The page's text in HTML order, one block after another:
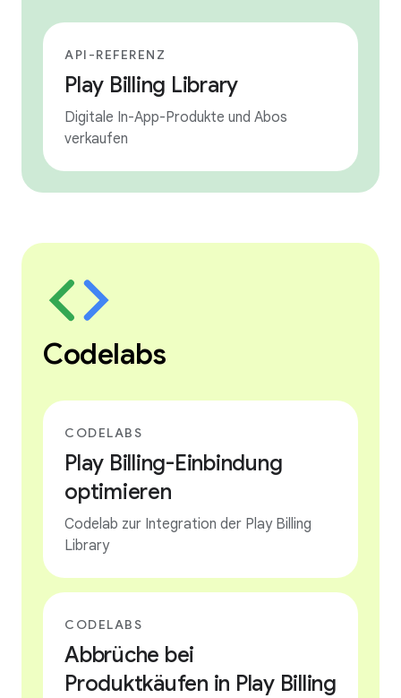
API-REFERENZ
Play Billing Library
Digitale In-App-Produkte und Abos
verkaufen
Codelabs
CODELABS
Play Billing-Einbindung
optimieren
Codelab zur Integration der Play Billing
Library
CODELABS
Abbrüche bei
Produktkäufen in Play Billing